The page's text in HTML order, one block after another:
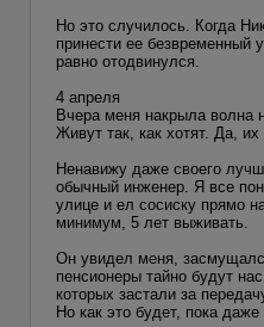
Но это случилось. Когда
принести ее безвременный
равно отодвинулся.
4 апреля
Вчера меня накрыла волна
Живут так, как хотят. Да,
Ненавижу даже своего
обычный инженер. Я все
улице и ел сосиску прямо
минимум, 5 лет выживать.
Он увидел меня,
пенсионеры тайно будут
которых застали за
Но как это будет, пока